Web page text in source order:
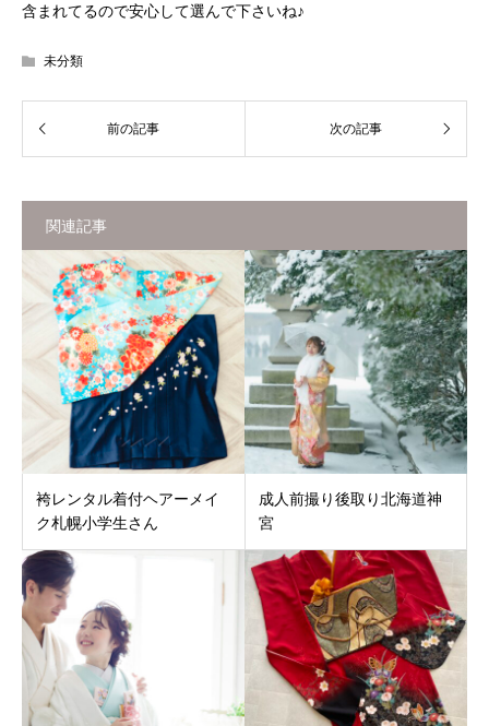
含まれてるので安心して選んで下さいね♪
未分類
関連記事
袴レンタル着付ヘアーメイ
ク札幌小学生さん
成人前撮り後取り北海道神
宮